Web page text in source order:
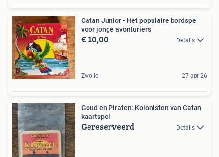
Catan Junior - Het populaire bordspel
voor jonge avonturiers
€ 10,00 Details
Zwolle 27 apr 26
Goud en Piraten: Kolonisten van Catan
kaartspel
Gereserveerd Details